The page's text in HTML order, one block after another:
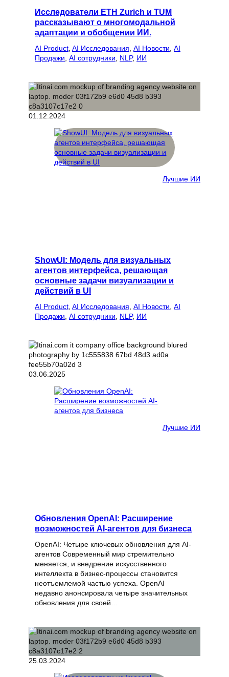
Исследователи ETH Zurich и TUM
рассказывают о многомодальной
адаптации и обобщении ИИ.
AI Product AI Исследования AI Новости AI
Продажи AI сотрудники NLP, ИИ
01.12.2024
Лучшие ИИ
ShowUI: Модель для визуальных
агентов интерфейса, решающая
основные задачи визуализации и
действий в UI
AI Product AI Исследования AI Новости AI
Продажи AI сотрудники NLP, ИИ
03.06.2025
Лучшие ИИ
Обновления OpenAI: Расширение
возможностей AI-агентов для бизнеса
OpenAI: Четыре ключевых обновления для AI-
агентов Современный мир стремительно
меняется, и внедрение искусственного
интеллекта в бизнес-процессы становится
неотъемлемой частью успеха. OpenAI
недавно анонсировала четыре значительных
обновления для своей…
25.03.2024